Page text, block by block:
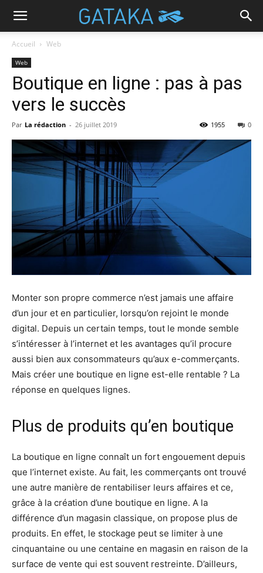
Accueil Web
Web
Boutique en ligne : pas à pas
vers le succès
Par La rédaction - 26 juillet 2019 0
1955
Monter son propre commerce n’est jamais une affaire
d’un jour et en particulier, lorsqu’on rejoint le monde
digital. Depuis un certain temps, tout le monde semble
s’intéresser à l’internet et les avantages qu’il procure
aussi bien aux consommateurs qu’aux e-commerçants.
Mais créer une boutique en ligne est-elle rentable ? La
réponse en quelques lignes.
Plus de produits qu’en boutique
La boutique en ligne connaît un fort engouement depuis
que l’internet existe. Au fait, les commerçants ont trouvé
une autre manière de rentabiliser leurs affaires et ce,
grâce à la création d’une boutique en ligne. A la
différence d’un magasin classique, on propose plus de
produits. En effet, le stockage peut se limiter à une
cinquantaine ou une centaine en magasin en raison de la
surface de vente qui est souvent restreinte. D’ailleurs,